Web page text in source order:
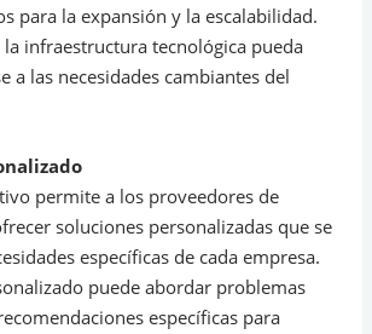
para la expansión y la escalabilidad.
la infraestructura tecnológica pueda
a las necesidades cambiantes del
permite a los proveedores de
soluciones personalizadas que se
específicas de cada empresa.
puede abordar problemas
específicas para